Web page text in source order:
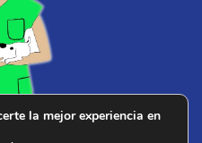
la mejor experiencia en